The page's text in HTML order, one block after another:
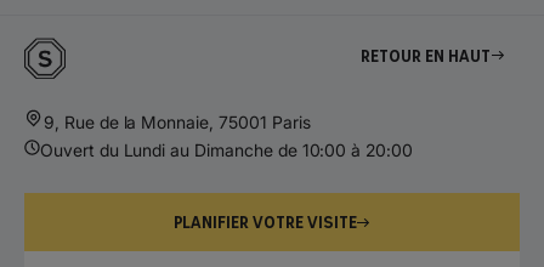
Retour en haut
9, Rue de la Monnaie, 75001 Paris
Ouvert du Lundi au Dimanche de 10:00 à 20:00
PLANIFIER VOTRE VISITE